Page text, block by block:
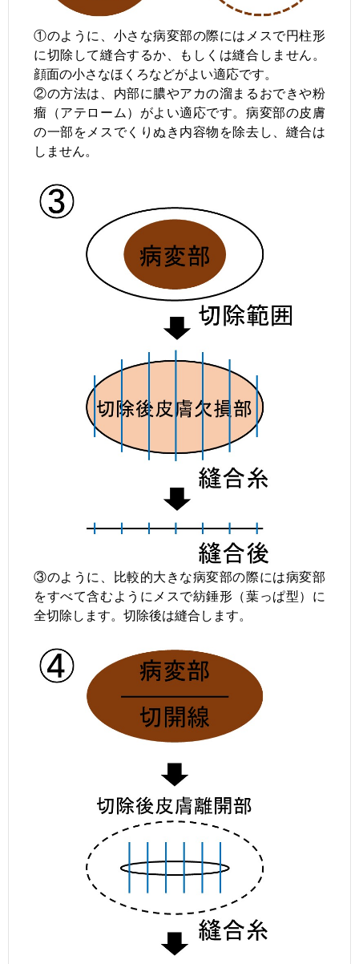
①のように、小さな病変部の際にはメスで円柱形
に切除して縫合するか、もしくは縫合しません。
顔面の小さなほくろなどがよい適応です。
②の方法は、内部に膿やアカの溜まるおできや粉
瘤（アテローム）がよい適応です。 病変部の皮膚
の一部をメスでくりぬき内容物を除去し、縫合は
しません。
③のように、比較的大きな病変部の際には病変部
をすべて含むようにメスで紡錘形（葉っぱ型）に
全切除します。切除後は縫合します。